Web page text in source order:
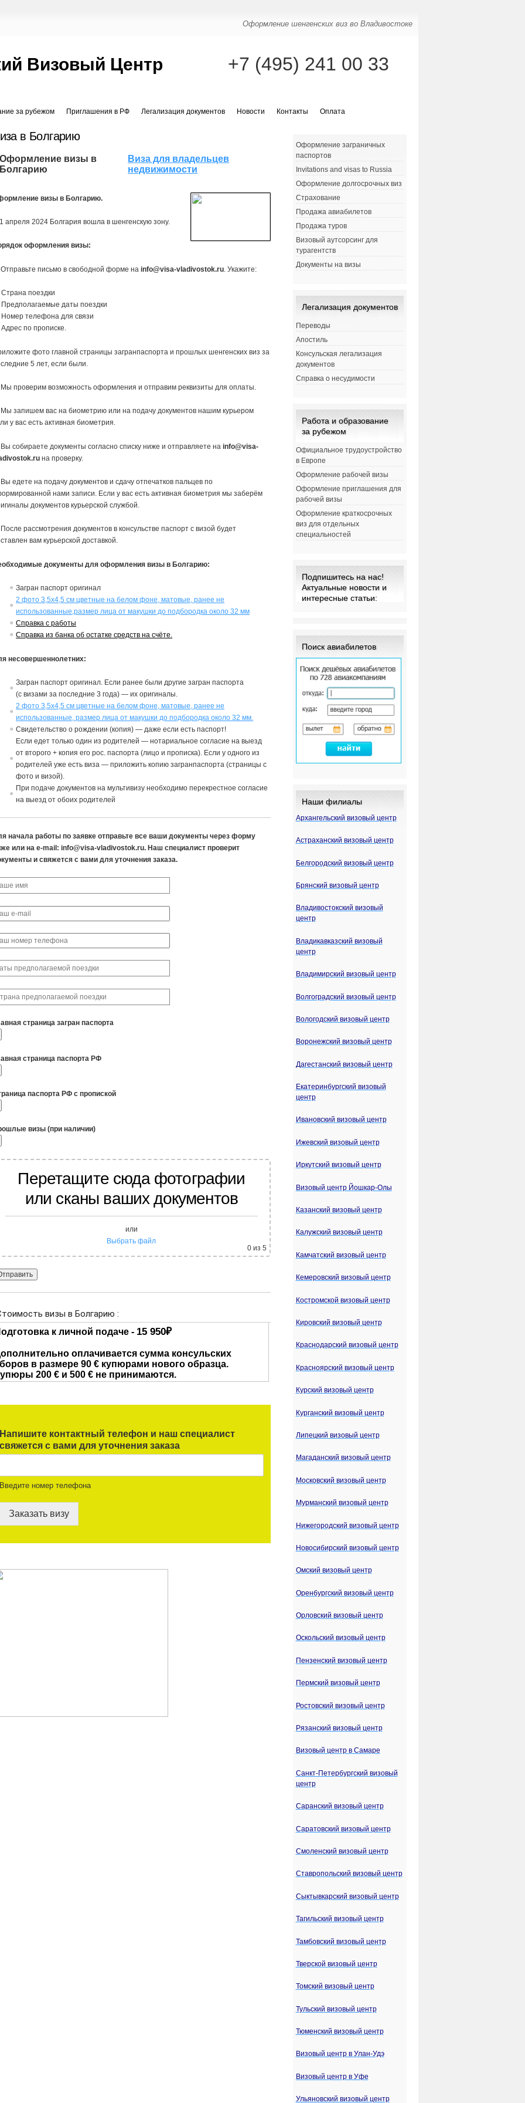
Оформление шенгенских виз во Владивостоке
Визовый Центр +7 (495) 241 00 33
за рубежом Приглашения в РФ Легализация документов Новости Контакты Оплата
в Болгарию
Оформление визы в
Болгарию
Виза для владельцев
недвижимости
визы в Болгарию.
апреля 2024 Болгария вошла в шенгенскую зону.
оформления визы:
письмо в свободной форме наinfo@visa-vladivostok.ru . Укажите:
поездки
даты поездки
телефона для связи
по прописке.
фото главной страницы загранпаспорта и прошлых шенгенских виз за
5 лет, если были.
проверим возможность оформления и отправим реквизиты для оплаты.
запишем вас на биометрию или на подачу документов нашим курьером
у вас есть активная биометрия.
собираете документы согласно списку ниже и отправляете наinfo@visa-
на проверку.
едете на подачу документов и сдачу отпечатков пальцев по
нами записи. Если у вас есть активная биометрия мы заберём
документов курьерской службой.
рассмотрения документов в консульстве паспорт с визой будет
вам курьерской доставкой.
документы для оформления визы в Болгарию:
Загран паспорт оригинал
2 фото 3,5х4,5 см цветные на белом фоне, матовые, ранее не
использованные,размер лица от макушки до подбородка около 32 мм
Справка с работы
Справка из банка об остатке средств на счёте.
несовершеннолетних:
Загран паспорт оригинал. Если ранее были другие загран паспорта
(свизами за последние 3 года) — их оригиналы.
2 фото 3,5х4,5 см цветные на белом фоне, матовые, ранее не
использованные, размер лица от макушки до подбородка около 32 мм.
Свидетельство о рождении (копия) — даже если есть паспорт!
Если едет только один из родителей — нотариальное согласиена выезд
отвторого + копия его рос. паспорта (лицо и прописка). Если у одного из
родителей уже есть виза — приложить копию загранпаспорта (страницы с
фото и визой).
При подаче документов на мультивизу необходимо перекрестное согласие
на выезд от обоих родителей
начала работы по заявке отправьте все ваши документы через форму
или на e-mail: info@visa-vladivostok.ru. Наш специалист проверит
и свяжется с вами для уточнения заказа.
страница загран паспорта
страница паспорта РФ
паспорта РФ с пропиской
визы (при наличии)
Перетащите сюда фотографии
или сканы ваших документов
или
Выбрать файл
0из 5
Напишите контактный телефон и наш специалист
свяжется с вами для уточнения заказа
Введите номер телефона
Заказать визу
Оформление заграничных
паспортов
Invitations and visas to Russia
Оформление долгосрочных виз
Страхование
Продажа авиабилетов
Продажа туров
Визовый аутсорсинг для
турагентств
Документы на визы
Легализация документов
Переводы
Апостиль
Консульская легализация
документов
Справка о несудимости
Работа и образование
за рубежом
Официальное трудоустройство
в Европе
Оформление рабочей визы
Оформление приглашения для
рабочей визы
Оформление краткосрочных
виз для отдельных
специальностей
Подпишитесь на нас!
Актуальные новости и
интересные статьи:
Поиск авиабилетов
Наши филиалы
Архангельский визовый центр
Астраханский визовый центр
Белгородский визовый центр
Брянский визовый центр
Владивостокский визовый
центр
Владикавказский визовый
центр
Владимирский визовый центр
Волгоградский визовый центр
Вологодский визовый центр
Воронежский визовый центр
Дагестанский визовый центр
Екатеринбургский визовый
центр
Ивановский визовый центр
Ижевский визовый центр
Иркутский визовый центр
Визовый центр Йошкар-Олы
Казанский визовый центр
Калужский визовый центр
Камчатский визовый центр
Кемеровский визовый центр
Костромской визовый центр
Кировский визовый центр
Краснодарский визовый центр
Красноярский визовый центр
Курский визовый центр
Курганский визовый центр
Липецкий визовый центр
Магаданский визовый центр
Московский визовый центр
Мурманский визовый центр
Нижегородский визовый центр
Новосибирский визовый центр
Омский визовый центр
Оренбургский визовый центр
Орловский визовый центр
Оскольский визовый центр
Пензенский визовый центр
Пермский визовый центр
Ростовский визовый центр
Рязанский визовый центр
Визовый центр в Самаре
Санкт-Петербургский визовый
центр
Саранский визовый центр
Саратовский визовый центр
Смоленский визовый центр
Ставропольский визовый центр
Сыктывкарский визовый центр
Тагильский визовый центр
Тамбовский визовый центр
Тверской визовый центр
Томский визовый центр
Тульский визовый центр
Тюменский визовый центр
Визовый центр в Улан-Удэ
Визовый центр в Уфе
Ульяновский визовый центр